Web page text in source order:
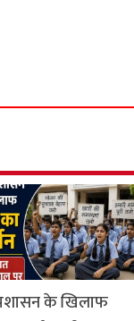
के खिलाफ